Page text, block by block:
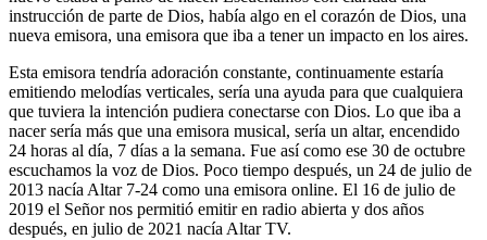
instrucción de parte de Dios, había algo en el corazón de Dios, una
nueva emisora, una emisora que iba a tener un impacto en los aires.
Esta emisora tendría adoración constante, continuamente estaría
emitiendo melodías verticales, sería una ayuda para que cualquiera
que tuviera la intención pudiera conectarse con Dios. Lo que iba a
nacer sería más que una emisora musical, sería un altar, encendido
24 horas al día, 7 días a la semana. Fue así como ese 30 de octubre
escuchamos la voz de Dios. Poco tiempo después, un 24 de julio de
2013 nacía Altar 7-24 como una emisora online. El 16 de julio de
2019 el Señor nos permitió emitir en radio abierta y dos años
después, en julio de 2021 nacía Altar TV.